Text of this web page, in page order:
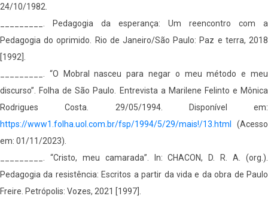
24/10/1982.
_________. Pedagogia da esperança: Um reencontro com a
Pedagogia do oprimido. Rio de Janeiro/São Paulo: Paz e terra, 2018
[1992].
_________. “O Mobral nasceu para negar o meu método e meu
discurso”. Folha de São Paulo. Entrevista a Marilene Felinto e Mônica
Rodrigues Costa. 29/05/1994. Disponível em:
https://www1.folha.uol.com.br/fsp/1994/5/29/mais!/13.html
(Acesso
em: 01/11/2023).
_________. “Cristo, meu camarada”. In: CHACON, D. R. A. (org.).
Pedagogia da resistência: Escritos a partir da vida e da obra de Paulo
Freire. Petrópolis: Vozes, 2021 [1997].